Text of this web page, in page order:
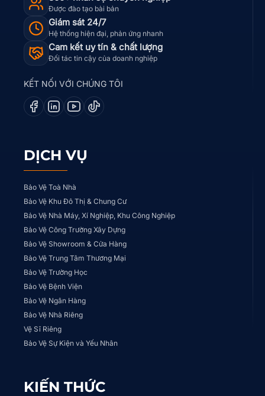
Được đào tạo bài bản
Giám sát 24/7
Hệ thống hiện đại, phản ứng nhanh
Cam kết uy tín & chất lượng
Đối tác tin cậy của doanh nghiệp
KẾT NỐI VỚI CHÚNG TÔI
DỊCH VỤ
Bảo Vệ Toà Nhà
Bảo Vệ Khu Đô Thị & Chung Cư
Bảo Vệ Nhà Máy, Xí Nghiệp, Khu Công Nghiệp
Bảo Vệ Công Trường Xây Dựng
Bảo Vệ Showroom & Cửa Hàng
Bảo Vệ Trung Tâm Thương Mại
Bảo Vệ Trường Học
Bảo Vệ Bệnh Viện
Bảo Vệ Ngân Hàng
Bảo Vệ Nhà Riêng
Vệ Sĩ Riêng
Bảo Vệ Sự Kiện và Yếu Nhân
KIẾN THỨC